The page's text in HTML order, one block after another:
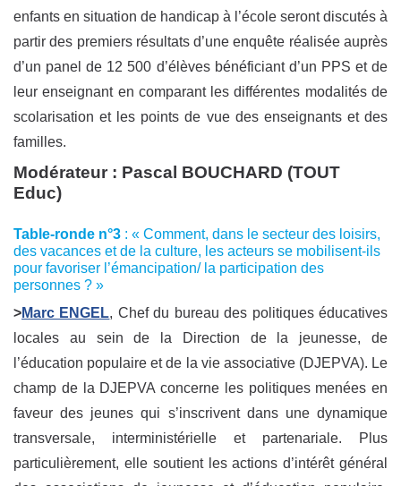
enfants en situation de handicap à l’école seront discutés à
partir des premiers résultats d’une enquête réalisée auprès
d’un panel de 12 500 d’élèves bénéficiant d’un PPS et de
leur enseignant en comparant les différentes modalités de
scolarisation et les points de vue des enseignants et des
familles.
Modérateur : Pascal BOUCHARD (TOUT
Educ)
Table-ronde n°3 : « Comment, dans le secteur des loisirs,
des vacances et de la culture, les acteurs se mobilisent-ils
pour favoriser l’émancipation/ la participation des
personnes ? »
>Marc ENGEL, Chef du bureau des politiques éducatives
locales au sein de la Direction de la jeunesse, de
l’éducation populaire et de la vie associative (DJEPVA). Le
champ de la DJEPVA concerne les politiques menées en
faveur des jeunes qui s’inscrivent dans une dynamique
transversale, interministérielle et partenariale. Plus
particulièrement, elle soutient les actions d’intérêt général